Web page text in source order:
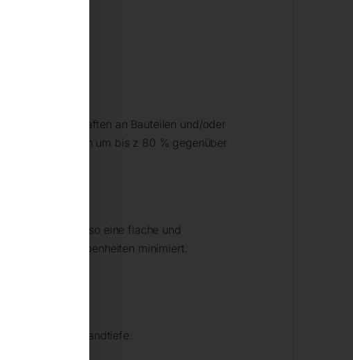
wird das Anhaften an Bauteilen und/oder
hohen Strömen um bis z 80 % gegenüber
und ermöglicht so eine flache und
und Nahtunebenheiten minimiert.
– auch bei
und hoher Einbrandtiefe.